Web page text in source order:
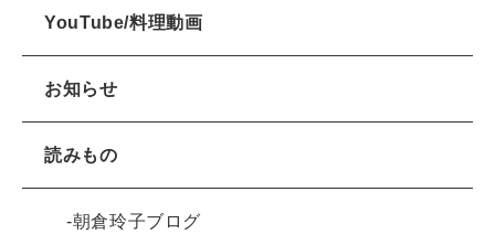
YouTube/料理動画
お知らせ
読みもの
朝倉玲子ブログ